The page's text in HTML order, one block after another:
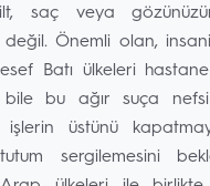
cilt, saç veya
Önemli olan,
Batı ülkeleri
bile bu ağır suça nefsi
üstünü
sergilemesini